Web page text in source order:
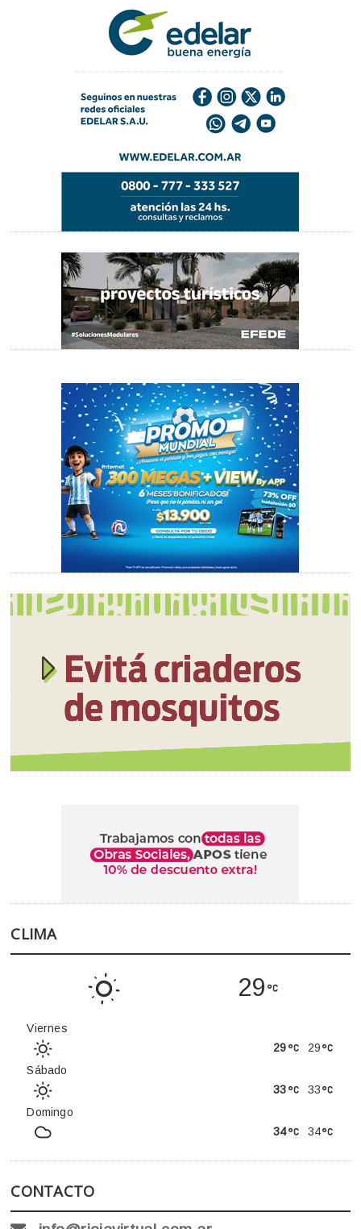
CLIMA
29
Viernes
29
29
Sábado
33
33
Domingo
34
34
CONTACTO